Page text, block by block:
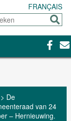
FRANÇAIS
Sturen
> De
van 24
– Hernieuwing.